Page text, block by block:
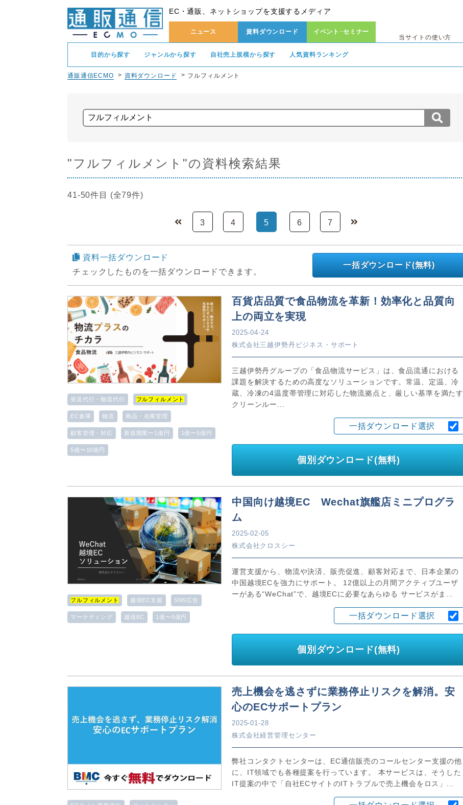
EC・通販、ネットショップを支援するメディア
ニュース 資料ダウンロード イベント･セミナー
当サイトの使い方
目的から探す ジャンルから探す 自社売上規模から探す 人気資料ランキング
通販通信ECMO 資料ダウンロード フルフィルメント
"フルフィルメント"の資料検索結果
41-50件目 (全79件)
3 4 5 6 7
一括ダウンロード(無料)
資料一括ダウンロード
チェックしたものを一括ダウンロードできます。
発送代行・物流代行 フルフィルメント
EC倉庫 物流 商品・在庫管理
顧客管理・対応 新規開業〜1億円 1億〜5億円
5億〜10億円
百貨店品質で食品物流を革新！効率化と品質向
上の両立を実現
2025-04-24
株式会社三越伊勢丹ビジネス・サポート
三越伊勢丹グループの「食品物流サービス」は、食品流通における
課題を解決するための高度なソリューションです。常温、定温、冷
蔵、冷凍の4温度帯管理に対応した物流拠点と、厳しい基準を満たす
クリーンルー...
一括ダウンロード選択
個別ダウンロード(無料)
フルフィルメント 越境EC支援 SNS広告
マーケティング 越境EC 1億〜5億円
中国向け越境EC Wechat旗艦店ミニプログラ
ム
2025-02-05
株式会社クロスシー
運営支援から、物流や決済、販売促進、顧客対応まで、日本企業の
中国越境ECを強力にサポート。 12億以上の月間アクティブユーザ
ーがある“WeChat”で、越境ECに必要なあらゆる サービスがま...
一括ダウンロード選択
個別ダウンロード(無料)
売上機会を逃さずに業務停止リスクを解消。安
心のECサポートプラン
2025-01-28
株式会社経営管理センター
弊社コンタクトセンターは、EC通信販売のコールセンター支援の他
に、IT領域でも各種提案を行っています。 本サービスは、そうした
IT提案の中で「自社ECサイトのITトラブルで売上機会をロス」...